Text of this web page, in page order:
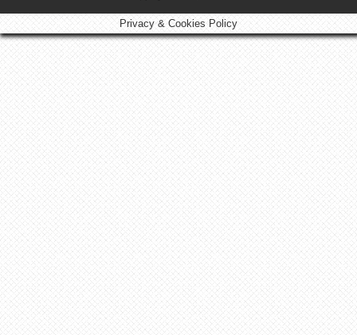
Privacy & Cookies Policy